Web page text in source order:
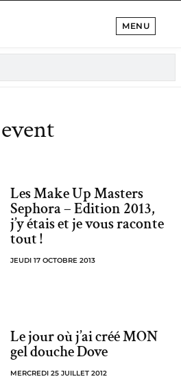
MENU
event
Les Make Up Masters
Sephora – Edition 2013,
j’y étais et je vous raconte
tout !
JEUDI 17 OCTOBRE 2013
Le jour où j’ai créé MON
gel douche Dove
MERCREDI 25 JUILLET 2012